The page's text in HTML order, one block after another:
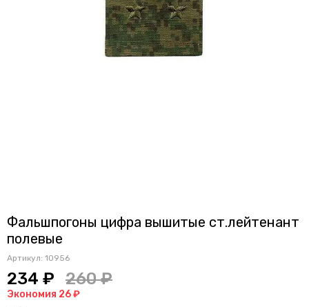
Фальшпогоны цифра вышитые ст.лейтенант
полевые
Артикул: 10956
234 ₽ 260 ₽
Экономия 26 ₽